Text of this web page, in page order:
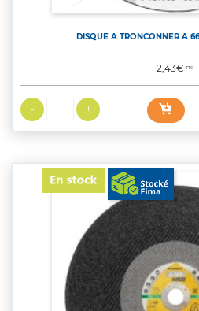
DISQUE A TRONCONNER A
Prix
2,43€TTC